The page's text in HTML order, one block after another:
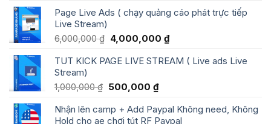
275,700 ₫. là:
Page Live Ads ( chạy quảng cáo phát trực tiếp
Live Stream)
6,000,000₫ Giá
là:
4,000,000 ₫Giá
tại
TUT KICK PAGE LIVE STREAM ( Live ads Live
Stream)
1,000,000₫ Giá
là:
1,000,000 ₫.
500,000 ₫Giá
tại
là:
Nhận lên camp + Add Paypal Không need, Không
Hold cho ae chơi tút RF Paypal